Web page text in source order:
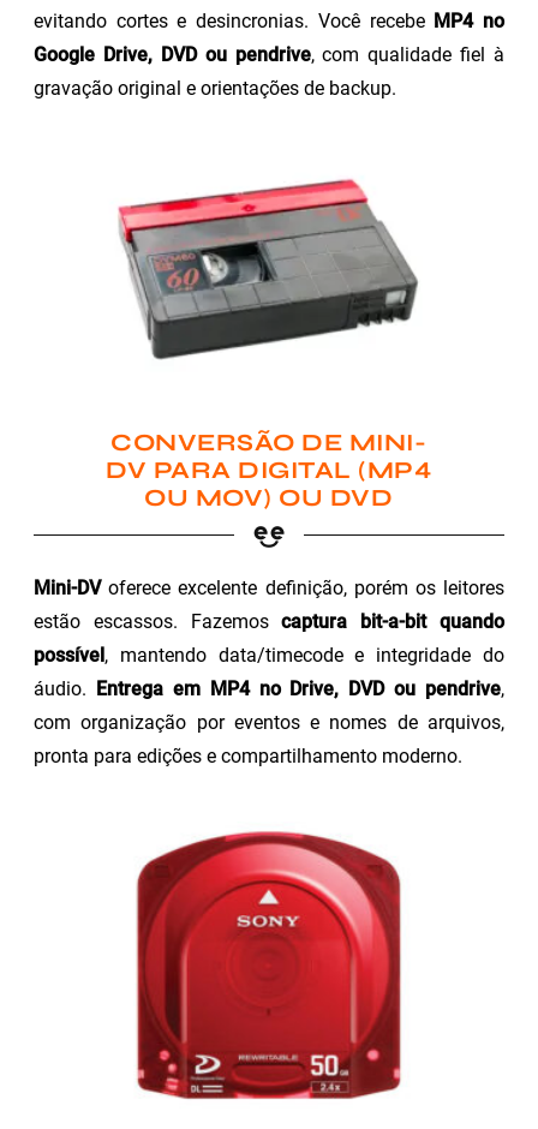
evitando cortes e desincronias. Você recebe MP4 no
Google Drive, DVD ou pendrive, com qualidade fiel à
gravação original e orientações de backup.
CONVERSÃO DE MINI-
DV PARA DIGITAL (MP4
OU MOV) OU DVD
Mini-DVoferece excelente definição, porém os leitores
estão escassos. Fazemoscaptura bit-a-bit quando
possível, mantendo data/timecode e integridade do
áudio. Entrega em MP4 no Drive, DVD ou pendrive,
com organização por eventos e nomes de arquivos,
pronta para edições e compartilhamento moderno.